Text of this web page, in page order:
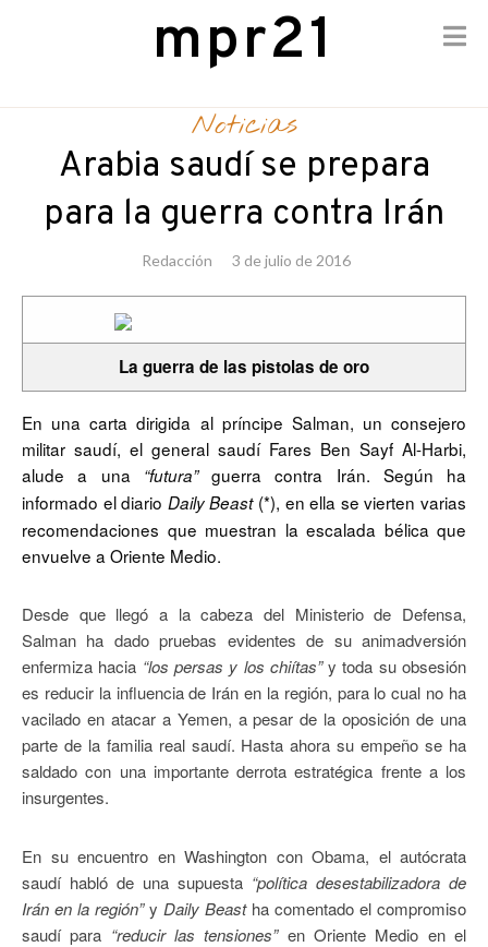
mpr21
Noticias
Arabia saudí se prepara
para la guerra contra Irán
Redacción 3 de julio de 2016
La guerra de las pistolas de oro
En una carta dirigida al príncipe Salman, un consejero
militar saudí, el general saudí Fares Ben Sayf Al-Harbi,
alude a una “futura”guerra contra Irán. Según ha
informado el diario Daily Beast(*), en ella se vierten varias
recomendaciones que muestran la escalada bélica que
envuelve a Oriente Medio.
Desde que llegó a la cabeza del Ministerio de Defensa,
Salman ha dado pruebas evidentes de su animadversión
enfermiza hacia “los persas y los chiítas”y toda su obsesión
es reducir la influencia de Irán en la región, para lo cual no ha
vacilado en atacar a Yemen, a pesar de la oposición de una
parte de la familia real saudí. Hasta ahora su empeño se ha
saldado con una importante derrota estratégica frente a los
insurgentes.
En su encuentro en Washington con Obama, el autócrata
saudí habló de una supuesta “política desestabilizadora de
Irán en la región”y Daily Beastha comentado el compromiso
saudí para “reducir las tensiones”en Oriente Medio en el